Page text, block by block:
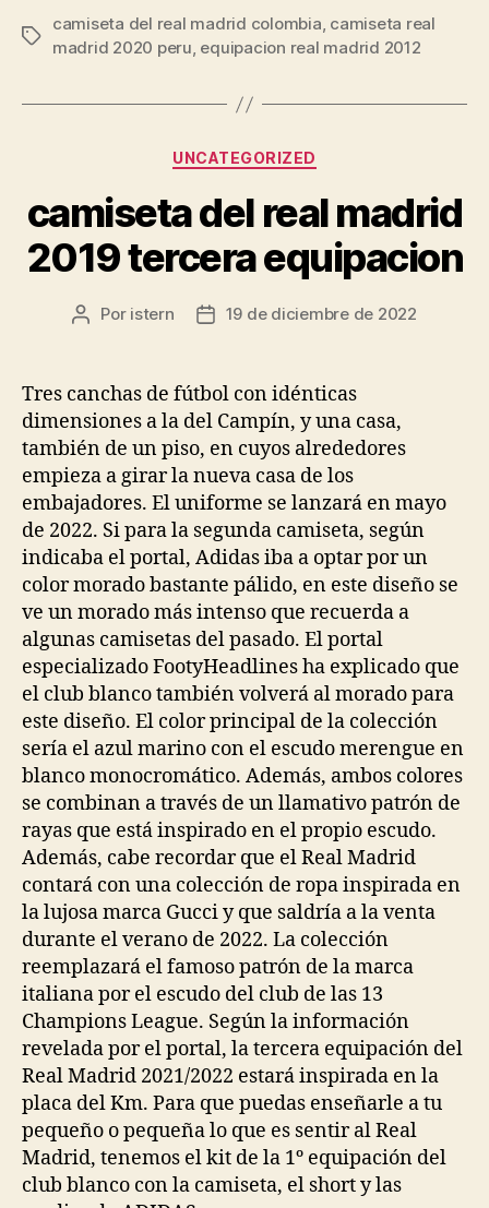
Etiquetas
camiseta del real madrid colombia, camiseta real
madrid 2020 peru, equipacion real madrid 2012
Categorías
UNCATEGORIZED
camiseta del real madrid
2019 tercera equipacion
Autor
entrada
Por istern
Fecha
entrada
19 de diciembre de 2022
Tres canchas de fútbol con idénticas
dimensiones a la del Campín, y una casa,
también de un piso, en cuyos alrededores
empieza a girar la nueva casa de los
embajadores. El uniforme se lanzará en mayo
de 2022. Si para la segunda camiseta, según
indicaba el portal, Adidas iba a optar por un
color morado bastante pálido, en este diseño se
ve un morado más intenso que recuerda a
algunas camisetas del pasado. El portal
especializado FootyHeadlines ha explicado que
el club blanco también volverá al morado para
este diseño. El color principal de la colección
sería el azul marino con el escudo merengue en
blanco monocromático. Además, ambos colores
se combinan a través de un llamativo patrón de
rayas que está inspirado en el propio escudo.
Además, cabe recordar que el Real Madrid
contará con una colección de ropa inspirada en
la lujosa marca Gucci y que saldría a la venta
durante el verano de 2022. La colección
reemplazará el famoso patrón de la marca
italiana por el escudo del club de las 13
Champions League. Según la información
revelada por el portal, la tercera equipación del
Real Madrid 2021/2022 estará inspirada en la
placa del Km. Para que puedas enseñarle a tu
pequeño o pequeña lo que es sentir al Real
Madrid, tenemos el kit de la 1º equipación del
club blanco con la camiseta, el short y las